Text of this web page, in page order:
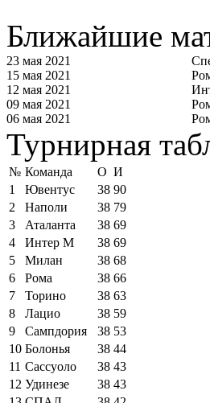
Ближайшие
23 мая 2021
15 мая 2021
12 мая 2021
09 мая 2021
06 мая 2021
Турнирная
№ Команда О И
1
Ювентус 38 90
2
Наполи 38 79
3
Аталанта 38 69
4
Интер М 38 69
5
Милан 38 68
6
Рома 38 66
7
Торино 38 63
8
Лацио 38 59
9
Сампдория 38 53
10 Болонья 38 44
11 Сассуоло 38 43
12 Удинезе 38 43